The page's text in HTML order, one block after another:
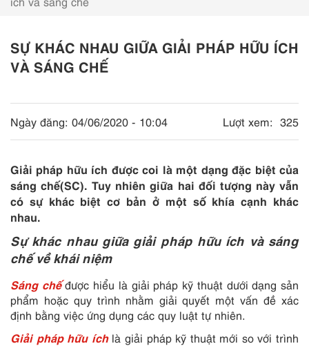
SỰ KHÁC NHAU GIỮA GIẢI PHÁP HỮU ÍCH
VÀ SÁNG CHẾ
Ngày đăng: 04/06/2020 - 10:04 Lượt xem: 325
Giải pháp hữu ích được coi là một dạng đặc biệt của
sáng chế(SC). Tuy nhiên giữa hai đối tượng này vẫn
có sự khác biệt cơ bản ở một số khía cạnh khác
nhau.
Sự khác nhau giữa giải pháp hữu ích và sáng
chế về khái niệm
Sáng chếđược hiểu là giải pháp kỹ thuật dưới dạng sản
phẩm hoặc quy trình nhằm giải quyết một vấn đề xác
định bằng việc ứng dụng các quy luật tự nhiên.
Giải pháp hữu ích là giải pháp kỹ thuật mới so với trình